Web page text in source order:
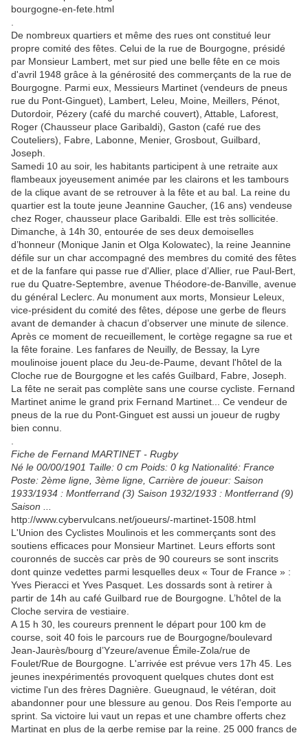
bourgogne-en-fete.html
De nombreux quartiers et même des rues ont constitué leur
propre comité des fêtes. Celui de la rue de Bourgogne, présidé
par Monsieur Lambert, met sur pied une belle fête en ce mois
d'avril 1948 grâce à la générosité des commerçants de la rue de
Bourgogne. Parmi eux, Messieurs Martinet (vendeurs de pneus
rue du Pont-Ginguet), Lambert, Leleu, Moine, Meillers, Pénot,
Dutordoir, Pézery (café du marché couvert), Attable, Laforest,
Roger (Chausseur place Garibaldi), Gaston (café rue des
Couteliers), Fabre, Labonne, Menier, Grosbout, Guilbard,
Joseph.
Samedi 10 au soir, les habitants participent à une retraite aux
flambeaux joyeusement animée par les clairons et les tambours
de la clique avant de se retrouver à la fête et au bal. La reine du
quartier est la toute jeune Jeannine Gaucher, (16 ans) vendeuse
chez Roger, chausseur place Garibaldi. Elle est très sollicitée.
Dimanche, à 14h 30, entourée de ses deux demoiselles
d’honneur (Monique Janin et Olga Kolowatec), la reine Jeannine
défile sur un char accompagné des membres du comité des fêtes
et de la fanfare qui passe rue d'Allier, place d’Allier, rue Paul-Bert,
rue du Quatre-Septembre, avenue Théodore-de-Banville, avenue
du général Leclerc. Au monument aux morts, Monsieur Leleux,
vice-président du comité des fêtes, dépose une gerbe de fleurs
avant de demander à chacun d’observer une minute de silence.
Après ce moment de recueillement, le cortège regagne sa rue et
la fête foraine. Les fanfares de Neuilly, de Bessay, la Lyre
moulinoise jouent place du Jeu-de-Paume, devant l'hôtel de la
Cloche rue de Bourgogne et les cafés Guilbard, Fabre, Joseph.
La fête ne serait pas complète sans une course cycliste. Fernand
Martinet anime le grand prix Fernand Martinet... Ce vendeur de
pneus de la rue du Pont-Ginguet est aussi un joueur de rugby
bien connu.
Fiche de Fernand MARTINET - Rugby
Né le 00/00/1901 Taille: 0 cm Poids: 0 kg Nationalité: France
Poste: 2ème ligne, 3ème ligne, Carrière de joueur: Saison
1933/1934 : Montferrand (3) Saison 1932/1933 : Montferrand (9)
Saison ...
http://www.cybervulcans.net/joueurs/-martinet-1508.html
L'Union des Cyclistes Moulinois et les commerçants sont des
soutiens efficaces pour Monsieur Martinet. Leurs efforts sont
couronnés de succès car près de 90 coureurs se sont inscrits
dont quinze vedettes parmi lesquelles deux « Tour de France » :
Yves Pieracci et Yves Pasquet. Les dossards sont à retirer à
partir de 14h au café Guilbard rue de Bourgogne. L’hôtel de la
Cloche servira de vestiaire.
A 15 h 30, les coureurs prennent le départ pour 100 km de
course, soit 40 fois le parcours rue de Bourgogne/boulevard
Jean-Jaurès/bourg d’Yzeure/avenue Émile-Zola/rue de
Foulet/Rue de Bourgogne. L'arrivée est prévue vers 17h 45. Les
jeunes inexpérimentés provoquent quelques chutes dont est
victime l'un des frères Dagnière. Gueugnaud, le vétéran, doit
abandonner pour une blessure au genou. Dos Reis l'emporte au
sprint. Sa victoire lui vaut un repas et une chambre offerts chez
Martinat en plus de la gerbe remise par la reine. 25 000 francs de